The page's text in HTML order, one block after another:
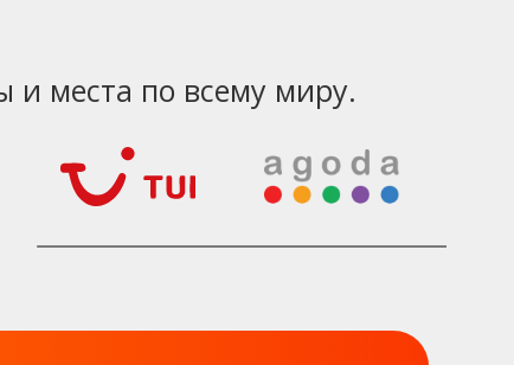
и места по всему миру.